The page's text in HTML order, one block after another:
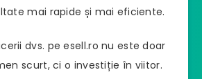
mai rapide și mai eficiente.
dvs. pe esell.ro nu este doar
scurt, ci o investiție în viitor.